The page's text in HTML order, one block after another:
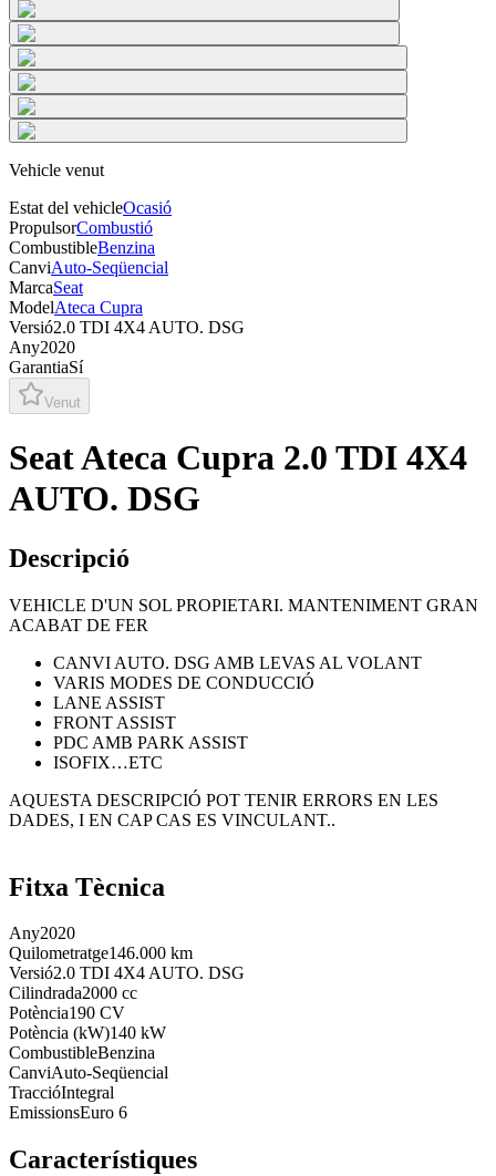
Vehicle venut
Estat del vehicleOcasió
PropulsorCombustió
CombustibleBenzina
CanviAuto-Seqüencial
MarcaSeat
ModelAteca Cupra
Versió2.0 TDI 4X4 AUTO. DSG
Any2020
GarantiaSí
Venut
Seat Ateca Cupra 2.0 TDI 4X4
AUTO. DSG
Descripció
VEHICLE D'UN SOL PROPIETARI. MANTENIMENT GRAN
ACABAT DE FER
CANVI AUTO. DSG AMB LEVAS AL VOLANT
VARIS MODES DE CONDUCCIÓ
LANE ASSIST
FRONT ASSIST
PDC AMB PARK ASSIST
ISOFIX…ETC
AQUESTA DESCRIPCIÓ POT TENIR ERRORS EN LES
DADES, I EN CAP CAS ES VINCULANT..
Fitxa Tècnica
Any2020
Quilometratge146.000 km
Versió2.0 TDI 4X4 AUTO. DSG
Cilindrada2000 cc
Potència190 CV
Potència (kW)140 kW
CombustibleBenzina
CanviAuto-Seqüencial
TraccióIntegral
EmissionsEuro 6
Característiques